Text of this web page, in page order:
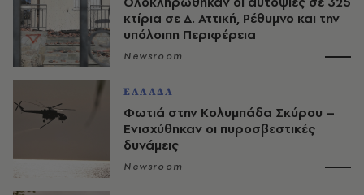
κτίρια σε Δ. Αττική, Ρέθυμνο και την
υπόλοιπη Περιφέρεια
Newsroom
ΕΛΛΑΔΑ
Φωτιά στην Κολυμπάδα Σκύρου –
Ενισχύθηκαν οι πυροσβεστικές
δυνάμεις
Newsroom